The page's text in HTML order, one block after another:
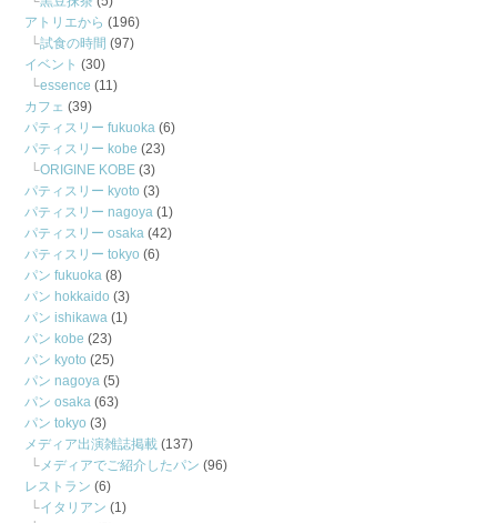
アトリエから (196)
試食の時間 (97)
イベント (30)
essence (11)
カフェ (39)
パティスリー fukuoka (6)
パティスリー kobe (23)
ORIGINE KOBE (3)
パティスリー kyoto (3)
パティスリー nagoya (1)
パティスリー osaka (42)
パティスリー tokyo (6)
パン fukuoka (8)
パン hokkaido (3)
パン ishikawa (1)
パン kobe (23)
パン kyoto (25)
パン nagoya (5)
パン osaka (63)
パン tokyo (3)
メディア出演雑誌掲載 (137)
メディアでご紹介したパン (96)
レストラン (6)
イタリアン (1)